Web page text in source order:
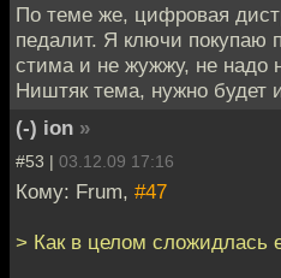
По теме же, цифровая
педалит. Я ключи покупаю
стима и не жужжу, не надо
Ништяк тема, нужно будет
(-) ion »
#53 | 03.12.09 17:16
Кому: Frum, #47
> Как в целом сложидлась